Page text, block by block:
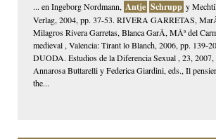
... en Ingeborg Nordmann, Antje Schrupp y
Verlag, 2004, pp. 37-53. RIVERA GARRETAS,
Milagros Rivera Garretas, Blanca GarÃ­, MÂª del
medieval , Valencia: Tirant lo Blanch, 2006, pp. 139-
DUODA. Estudios de la Diferencia Sexual , 23, 2007,
Annarosa Buttarelli y Federica Giardini, eds., Il
the...